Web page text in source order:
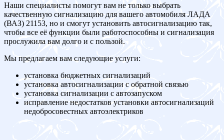
Наши специалисты помогут вам не только выбрать
качественную сигнализацию для вашего автомобиля ЛАДА
(ВАЗ) 21153, но и смогут установить автосигнализацию так,
чтобы все её функции были работоспособны и сигнализация
прослужила вам долго и с пользой.
Мы предлагаем вам следующие услуги:
установка бюджетных сигнализаций
установка автосигнализации с обратной связью
установка сигнализации с автозапуском
исправление недостатков установки автосигнализаций
недобросовестных автоэлектриков